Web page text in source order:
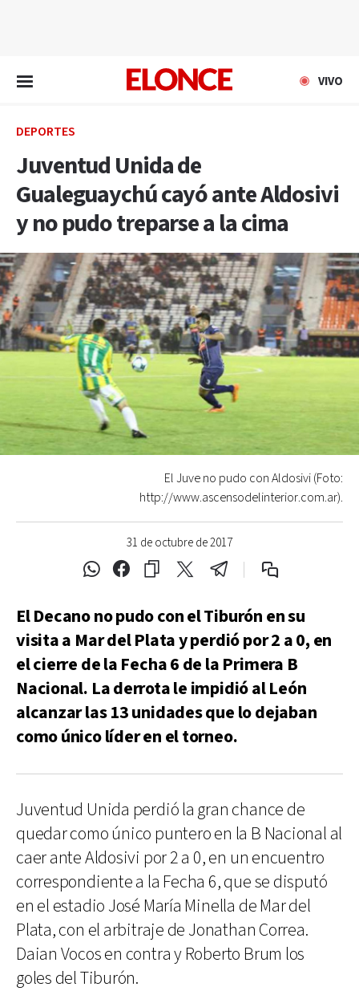
VIVO
DEPORTES
Juventud Unida de
Gualeguaychú cayó ante Aldosivi
y no pudo treparse a la cima
31 de octubre de 2017
El Juve no pudo con Aldosivi (Foto:
http://www.ascensodelinterior.com.ar).
El Decano no pudo con el Tiburón en su
visita a Mar del Plata y perdió por 2 a 0, en
el cierre de la Fecha 6 de la Primera B
Nacional. La derrota le impidió al León
alcanzar las 13 unidades que lo dejaban
como único líder en el torneo.
Juventud Unida perdió la gran chance de
quedar como único puntero en la B Nacional al
caer ante Aldosivi por 2 a 0, en un encuentro
correspondiente a la Fecha 6, que se disputó
en el estadio José María Minella de Mar del
Plata, con el arbitraje de Jonathan Correa.
Daian Vocos en contra y Roberto Brum los
goles del Tiburón.